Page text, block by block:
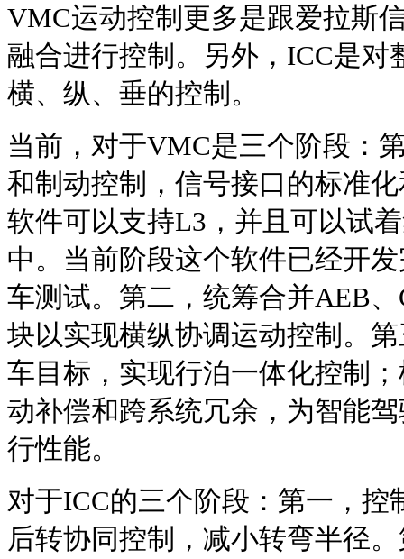
VMC运动控制更多是跟爱拉斯
融合进行控制。另外，ICC是对
横、纵、垂的控制。
当前，对于VMC是三个阶段：
和制动控制，信号接口的标准
软件可以支持L3，并且可以试
中。当前阶段这个软件已经开
车测试。第二，统筹合并AEB
块以实现横纵协调运动控制。
车目标，实现行泊一体化控制
动补偿和跨系统冗余，为智能
行性能。
对于ICC的三个阶段：第一，控
后转协同控制，减小转弯半径